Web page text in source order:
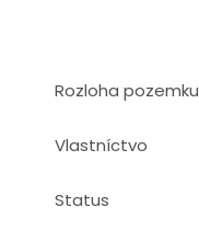
Rozloha pozemku
Vlastníctvo
Status